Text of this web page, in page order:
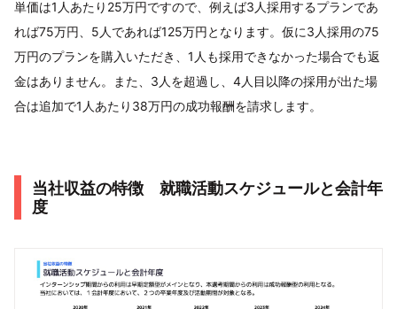
単価は1人あたり25万円ですので、例えば3人採用するプランであ
れば75万円、5人であれば125万円となります。仮に3人採用の75
万円のプランを購入いただき、1人も採用できなかった場合でも返
金はありません。また、3人を超過し、4人目以降の採用が出た場
合は追加で1人あたり38万円の成功報酬を請求します。
当社収益の特徴 就職活動スケジュールと会計年
度